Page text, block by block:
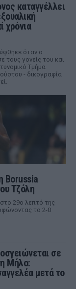
καταγγέλλει
χρόνια
όταν ο
τους γονείς του και
Τμήμα
- δικογραφία
Borussia
Τζόλη
29ο λεπτό της
το 2-0
σε
Μήλο:
μετά το